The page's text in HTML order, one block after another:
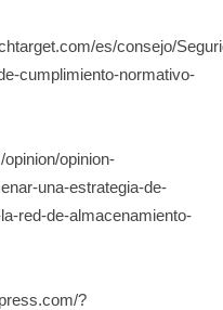
es/consejo/
cumplimiento-normativo-
opinion-
una-estrategia-de-
red-de-almacenamiento-
?